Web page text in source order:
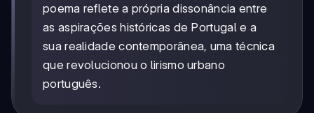
poema reflete a própria dissonância entre
as aspirações históricas de Portugal e a
sua realidade contemporânea, uma técnica
que revolucionou o lirismo urbano
português.